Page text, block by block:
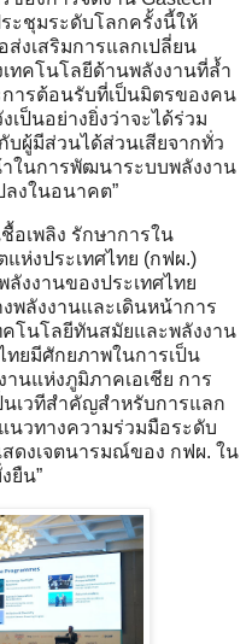
ะชุมระดับโลกครั้งนี้ให้
ส่งเสริมการแลกเปลี่ยน
ทคโนโลยีด้านพลังงานที่ล้ำ
ารต้อนรับที่เป็นมิตรของคน
ป็นอย่างยิ่งว่าจะได้ร่วม
ผู้มีส่วนได้ส่วนเสียจากทั่ว
ในการพัฒนาระบบพลังงาน
งในอนาคต”
อเพลิง รักษาการใน
ห่งประเทศไทย (กฟผ.)
งงานของประเทศไทย
พลังงานและเดินหน้าการ
คโนโลยีทันสมัยและพลังงาน
ทยมีศักยภาพในการเป็น
นแห่งภูมิภาคเอเชีย การ
นเวทีสำคัญสำหรับการแลก
นวทางความร่วมมือระดับ
ดงเจตนารมณ์ของ กฟผ. ใน
ยืน”